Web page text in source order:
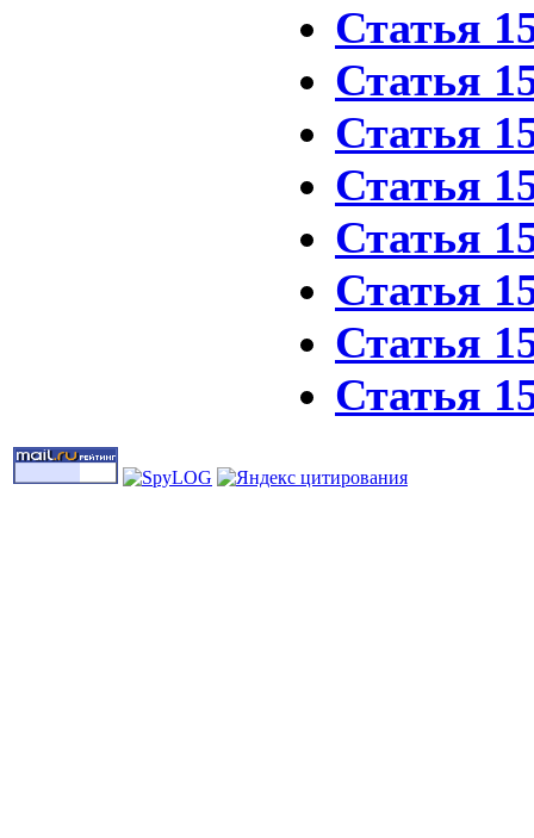
Статья
Статья
Статья
Статья
Статья
Статья
Статья
Статья